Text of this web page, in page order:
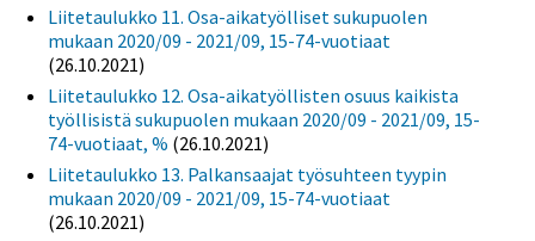
Liitetaulukko 11. Osa-aikatyölliset sukupuolen
mukaan 2020/09 - 2021/09, 15-74-vuotiaat
(26.10.2021)
Liitetaulukko 12. Osa-aikatyöllisten osuus kaikista
työllisistä sukupuolen mukaan 2020/09 - 2021/09, 15-
74-vuotiaat, % (26.10.2021)
Liitetaulukko 13. Palkansaajat työsuhteen tyypin
mukaan 2020/09 - 2021/09, 15-74-vuotiaat
(26.10.2021)